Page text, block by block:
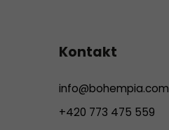
Kontakt
info@bohempia.com
+420 773 475 559